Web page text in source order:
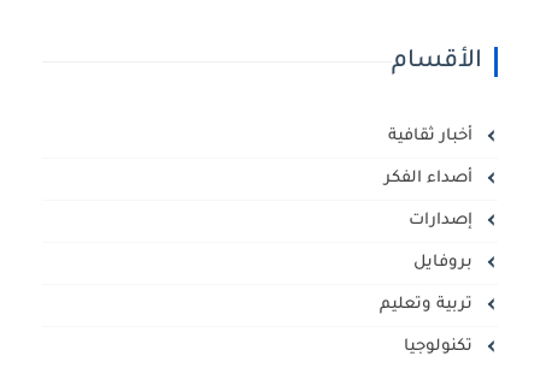
الأقسام
أخبار ثقافية
أصداء الفكر
إصدارات
بروفايل
تربية وتعليم
تكنولوجيا